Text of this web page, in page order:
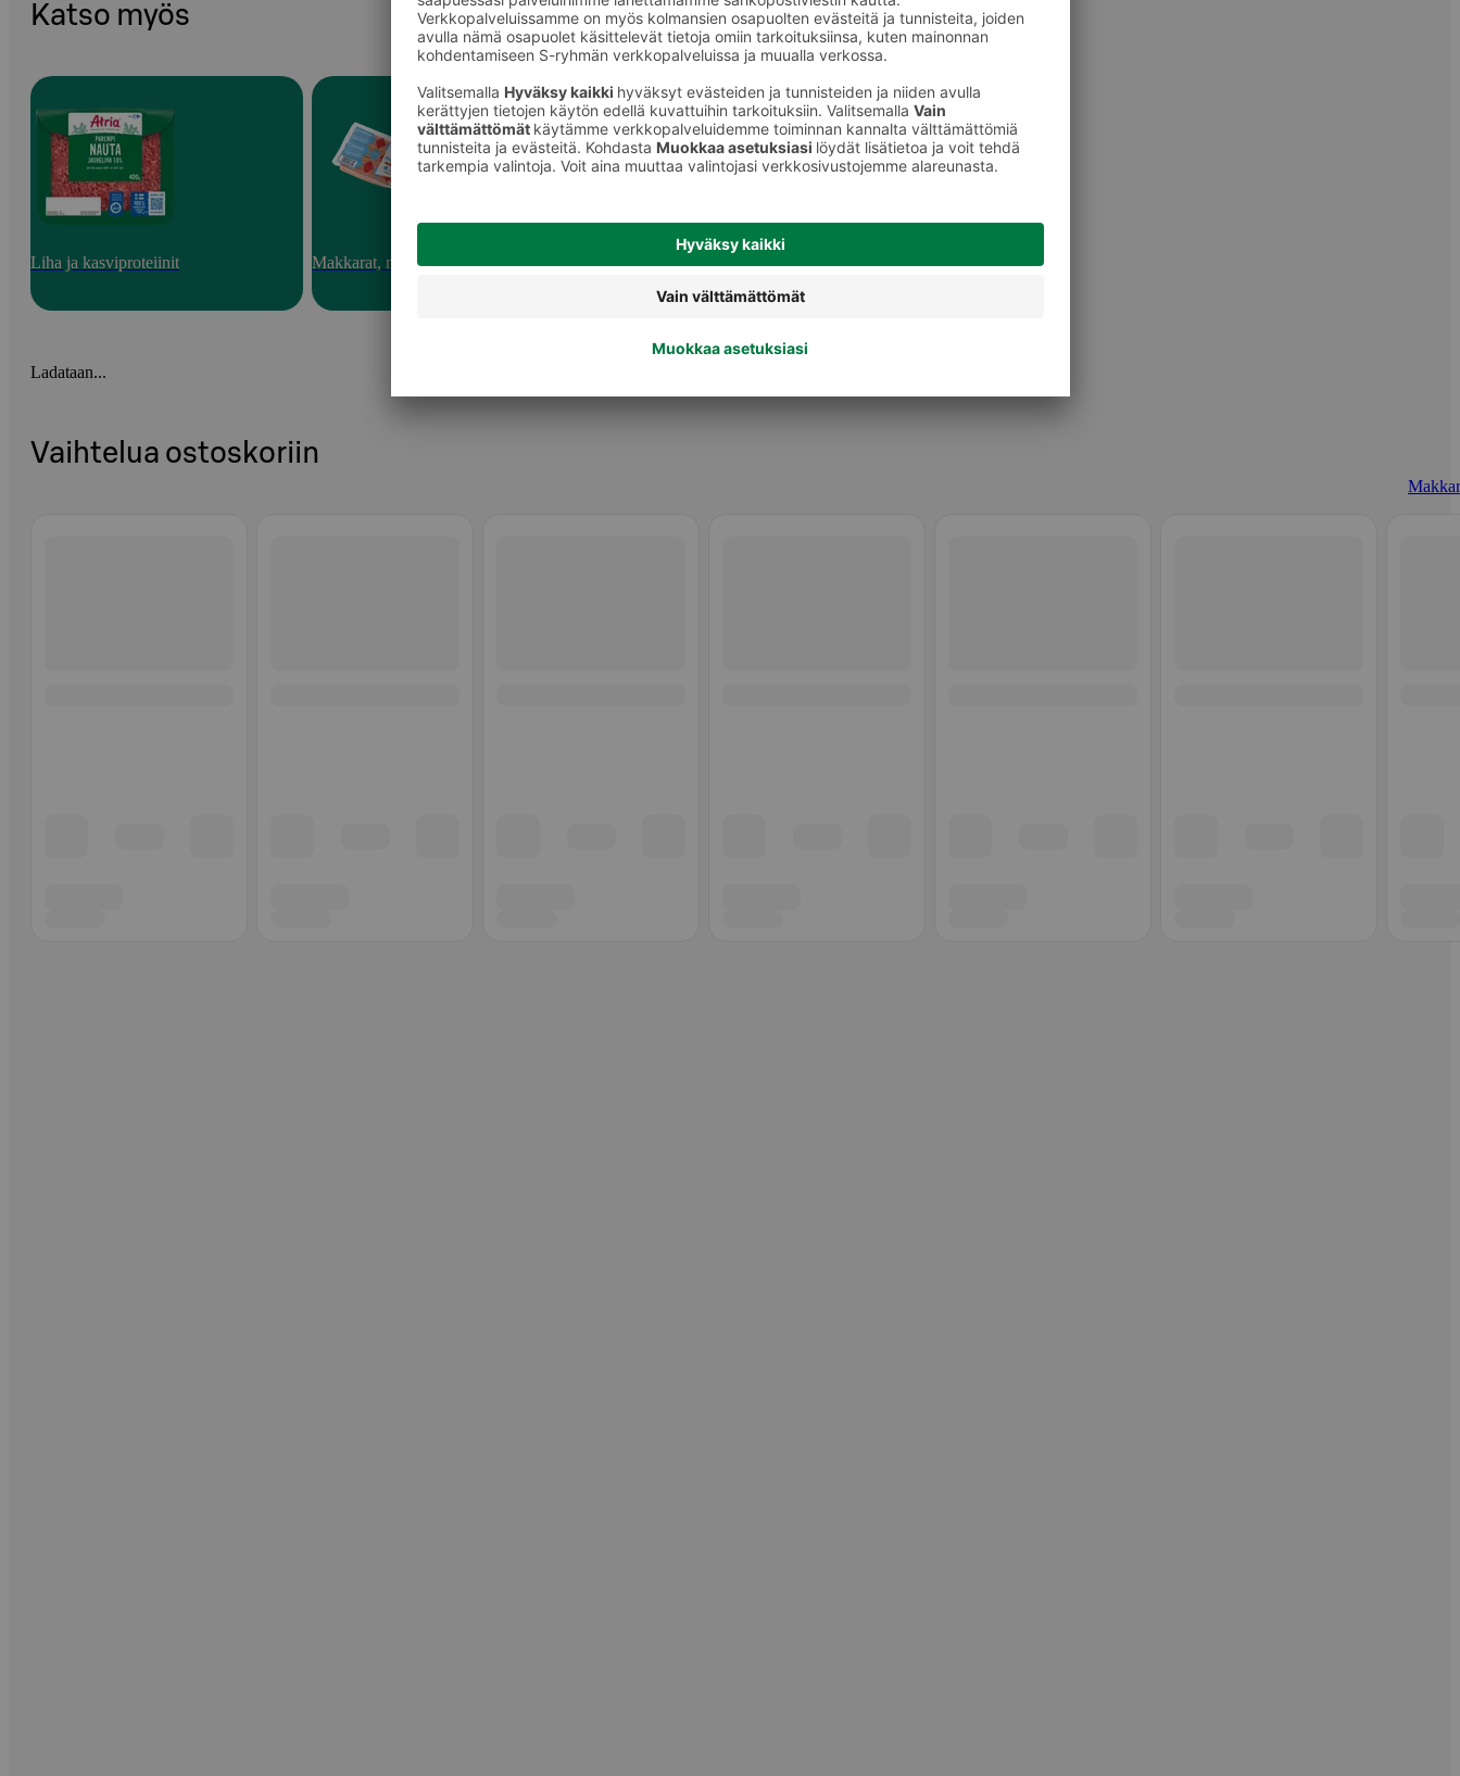
Katso myös
Liha ja kasviproteiinit Makkarat, nakit ja pekonit Makkarat
Ladataan...
Vaihtelua ostoskoriin